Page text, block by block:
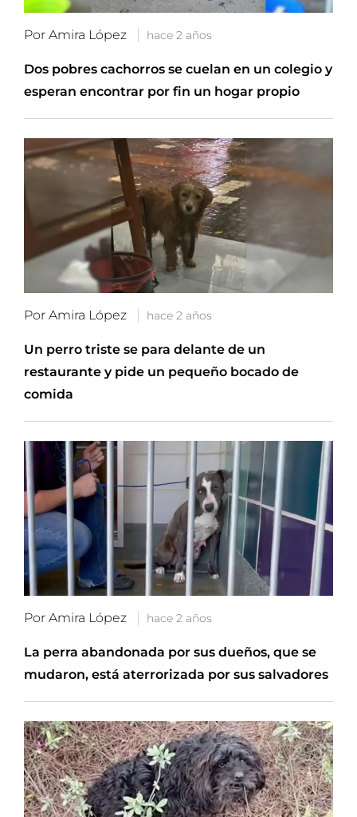
Por Amira López hace 2 años
Dos pobres cachorros se cuelan en un colegio y
esperan encontrar por fin un hogar propio
Por Amira López hace 2 años
Un perro triste se para delante de un
restaurante y pide un pequeño bocado de
comida
Por Amira López hace 2 años
La perra abandonada por sus dueños, que se
mudaron, está aterrorizada por sus salvadores